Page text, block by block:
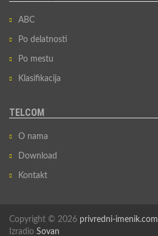
ABC
Po delatnosti
Po mestu
Klasifikacija
TELCOM
O nama
Download
Kontakt
Copyright © 2026 privredni-imenik.com
Izradio Sovan